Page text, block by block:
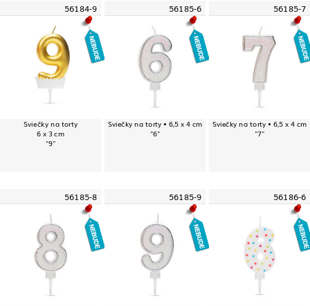
56184-9
Sviečky na torty
6 x 3 cm
"9"
56185-6
Sviečky na torty • 6,5 x 4 cm
"6"
56185-7
Sviečky na torty • 6,5 x 4 cm
"7"
56185-8 56185-9 56186-6